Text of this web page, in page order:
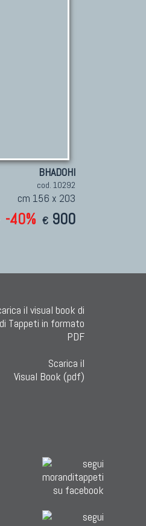
BHADOHI
cod. 10292
cm 156 x 203
-40% € 900
Scarica il
Visual Book (pdf)